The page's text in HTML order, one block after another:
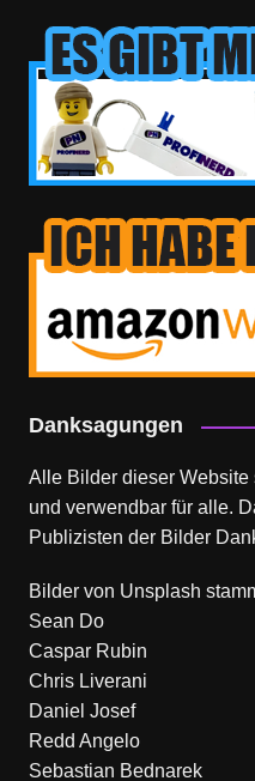
Danksagungen
Alle Bilder dieser
und verwendbar für alle.
Publizisten der Bilder
Bilder von Unsplash
Sean Do
Caspar Rubin
Chris Liverani
Daniel Josef
Redd Angelo
Sebastian Bednarek